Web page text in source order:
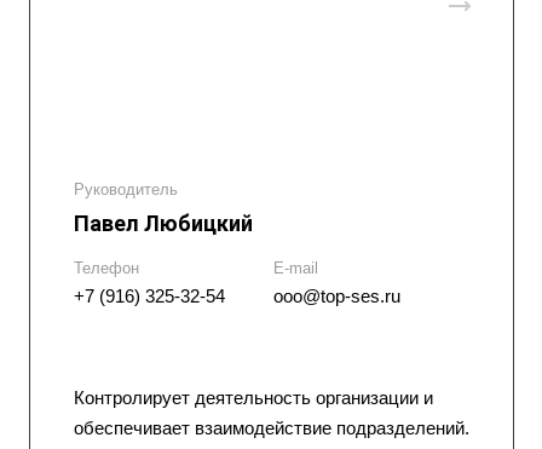
Руководитель
Павел Любицкий
Телефон
+7 (916) 325-32-54
E-mail
ooo@top-ses.ru
Контролирует деятельность организации и
обеспечивает взаимодействие подразделений.